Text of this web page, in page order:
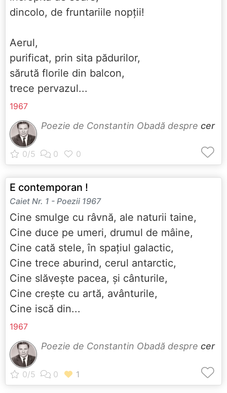
dincolo, de fruntariile nopții!
Aerul,
purificat, prin sita pădurilor,
sărută florile din balcon,
trece pervazul...
1967
Poezie de Constantin Obadă despre cer
E contemporan !
Caiet Nr. 1 - Poezii 1967
Cine smulge cu râvnă, ale naturii taine,
Cine duce pe umeri, drumul de mâine,
Cine cată stele, în spațiul galactic,
Cine trece aburind, cerul antarctic,
Cine slăvește pacea, și cânturile,
Cine crește cu artă, avânturile,
Cine iscă din...
1967
Poezie de Constantin Obadă despre cer